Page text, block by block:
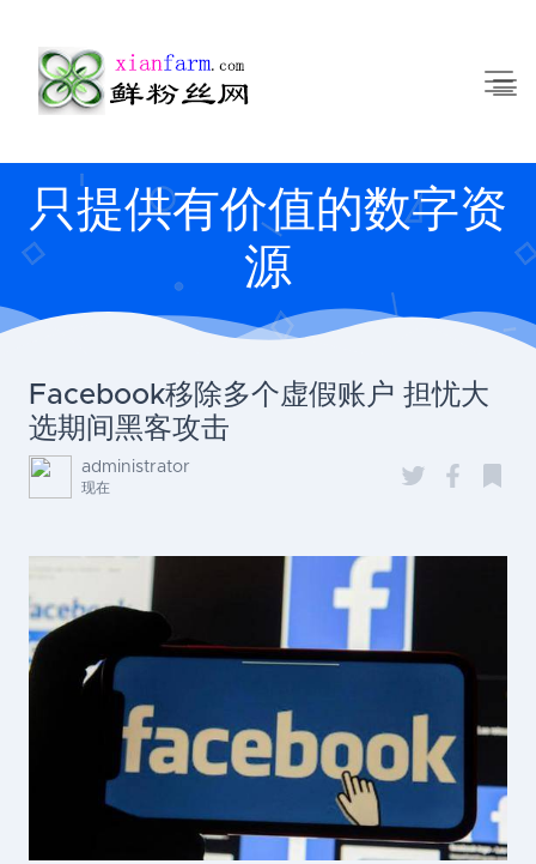
只提供有价值的数字资
源
Facebook移除多个虚假账户 担忧大
选期间黑客攻击
administrator
现在